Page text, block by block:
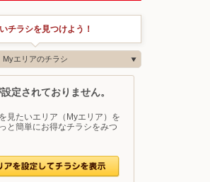
チラシを見つけよう！
Myエリアのチラシ
定されておりません。
見たいエリア（Myエリア）を
と簡単にお得なチラシをみつ